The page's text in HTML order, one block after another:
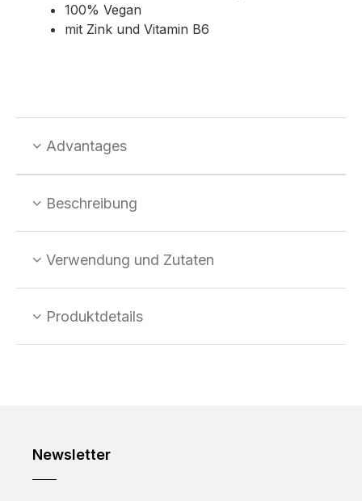
100% Vegan
mit Zink und Vitamin B6
Advantages
Beschreibung
Verwendung und Zutaten
Produktdetails
Newsletter